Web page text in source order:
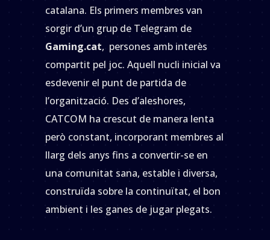
catalana. Els primers membres van
sorgir d’un grup de Telegram de
Gaming.cat, persones amb interès
compartit pel joc. Aquell nucli inicial va
esdevenir el punt de partida de
l’organització. Des d’aleshores,
CATCOM ha crescut de manera lenta
però constant, incorporant membres al
llarg dels anys fins a convertir-se en
una comunitat sana, estable i diversa,
construïda sobre la continuïtat, el bon
ambient i les ganes de jugar plegats.